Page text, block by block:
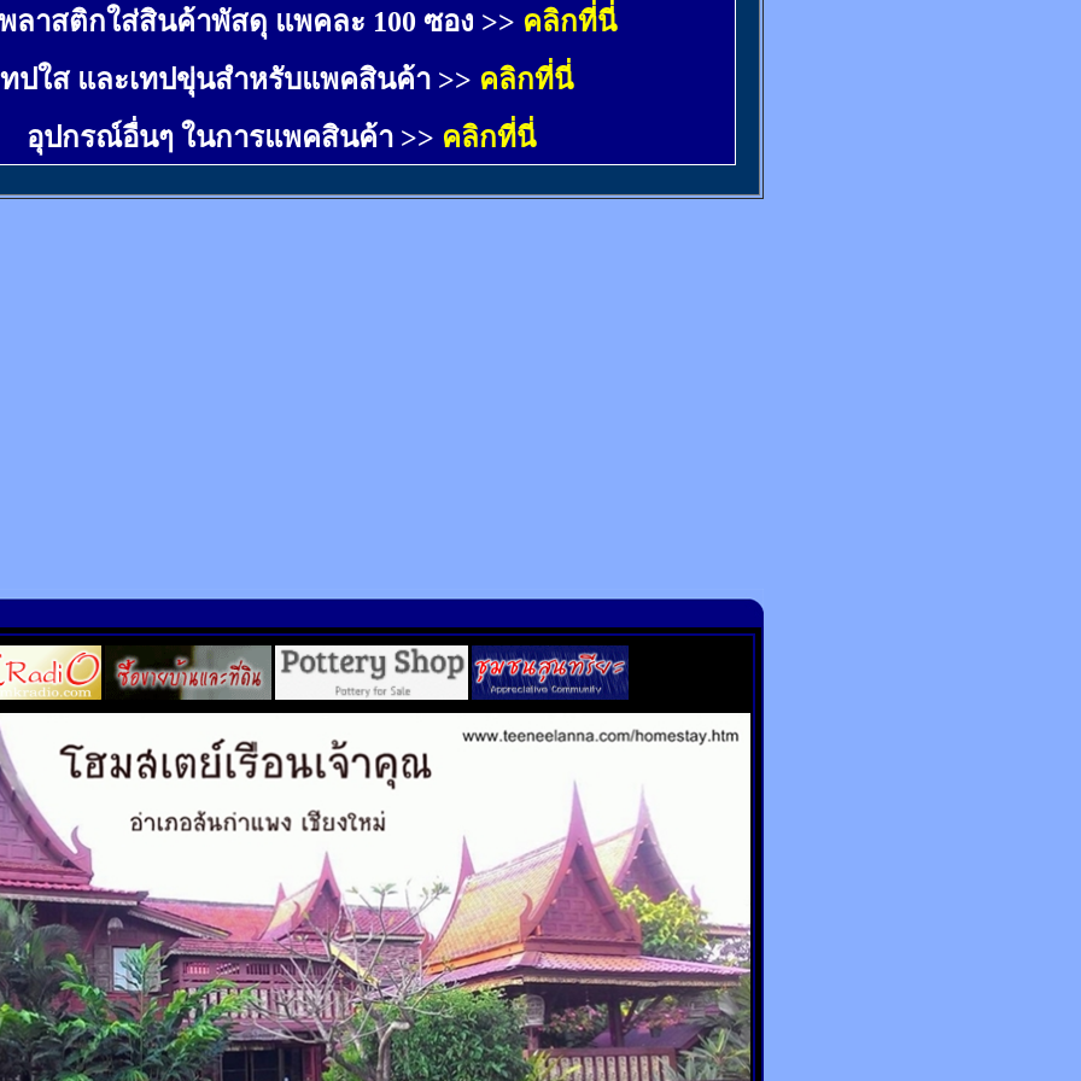
ลาสติกใส่สินค้าพัสดุ แพคละ 100 ซอง >> คลิกที่นี่
ทปใส และเทปขุ่นสำหรับแพคสินค้า >> คลิกที่นี่
อุปกรณ์อื่นๆ ในการแพคสินค้า >> คลิกที่นี่